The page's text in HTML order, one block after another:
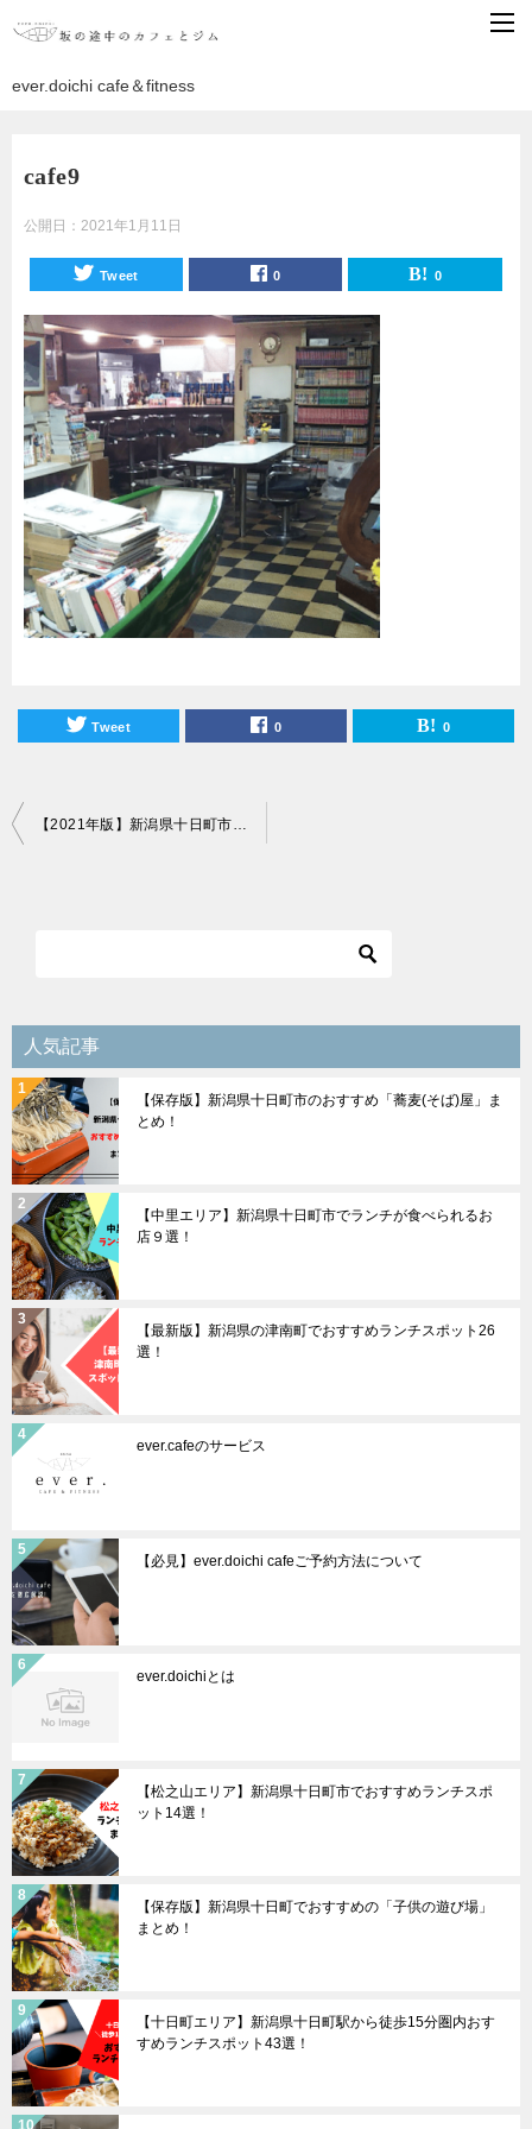
ever.doichi cafe＆fitness
cafe9
公開日： 2021年1月11日
Tweet 0 0
Tweet 0 0
投
シ
ョ
ン
人気記事
【保存版】新潟県十日町市のおすすめ「蕎麦(そば)屋」ま
とめ！
【中里エリア】新潟県十日町市でランチが食べられるお
店９選！
【最新版】新潟県の津南町でおすすめランチスポット26
選！
ever.cafeのサービス
【必見】ever.doichi cafeご予約方法について
ever.doichiとは
【松之山エリア】新潟県十日町市でおすすめランチスポ
ット14選！
【保存版】新潟県十日町でおすすめの「子供の遊び場」
まとめ！
【十日町エリア】新潟県十日町駅から徒歩15分圏内おす
すめランチスポット43選！